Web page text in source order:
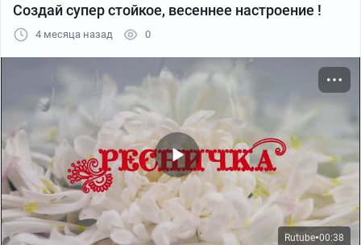
Создай супер стойкое, весеннее настроение !
4 месяца назад 0
Rutube●00:38